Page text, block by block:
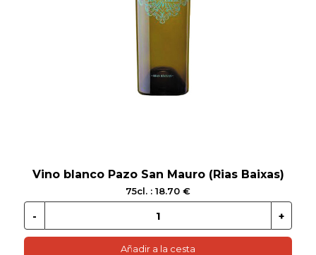
Vino blanco Pazo San Mauro (Rias Baixas)
75cl. : 18.70 €
Añadir a la cesta